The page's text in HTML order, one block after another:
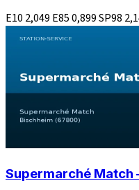
E10 2,049 E850,899SP98
Supermarché Match